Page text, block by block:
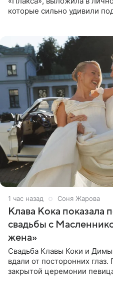
которые сильно удивили
1 час назад Соня Жарова
Клава Кока показала
свадьбы с
жена»
Свадьба Клавы Коки и
вдали от посторонних
закрытой церемонии